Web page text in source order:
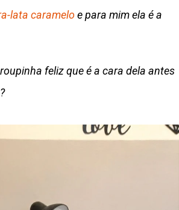
lata carameloe para mim ela é a
feliz que é a cara dela antes